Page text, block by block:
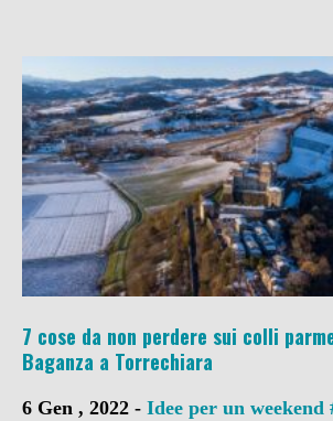
7 cose da non perdere sui colli
Baganza a Torrechiara
6 Gen , 2022 - Idee per un weekend